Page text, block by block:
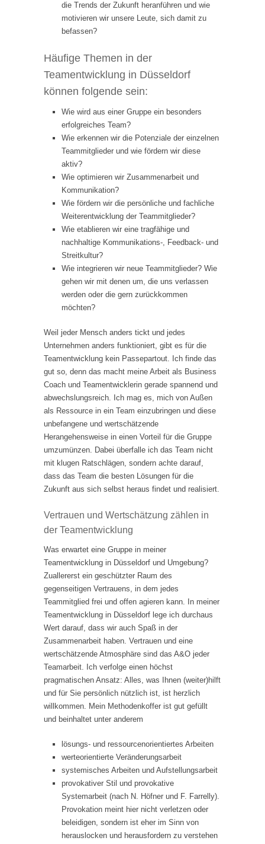
die Trends der Zukunft heranführen und wie
motivieren wir unsere Leute, sich damit zu
befassen?
Häufige Themen in der
Teamentwicklung in Düsseldorf
können folgende sein:
Wie wird aus einer Gruppe ein besonders
erfolgreiches Team?
Wie erkennen wir die Potenziale der einzelnen
Teammitglieder und wie fördern wir diese
aktiv?
Wie optimieren wir Zusammenarbeit und
Kommunikation?
Wie fördern wir die persönliche und fachliche
Weiterentwicklung der Teammitglieder?
Wie etablieren wir eine tragfähige und
nachhaltige Kommunikations-, Feedback- und
Streitkultur?
Wie integrieren wir neue Teammitglieder? Wie
gehen wir mit denen um, die uns verlassen
werden oder die gern zurückkommen
möchten?
Weil jeder Mensch anders tickt und jedes
Unternehmen anders funktioniert, gibt es für die
Teamentwicklung kein Passepartout. Ich finde das
gut so, denn das macht meine Arbeit als Business
Coach und Teamentwicklerin gerade spannend und
abwechslungsreich. Ich mag es, mich von Außen
als Ressource in ein Team einzubringen und diese
unbefangene und wertschätzende
Herangehensweise in einen Vorteil für die Gruppe
umzumünzen. Dabei überfalle ich das Team nicht
mit klugen Ratschlägen, sondern achte darauf,
dass das Team die besten Lösungen für die
Zukunft aus sich selbst heraus findet und realisiert.
Vertrauen und Wertschätzung zählen in
der Teamentwicklung
Was erwartet eine Gruppe in meiner
Teamentwicklung in Düsseldorf und Umgebung?
Zuallererst ein geschützter Raum des
gegenseitigen Vertrauens, in dem jedes
Teammitglied frei und offen agieren kann. In meiner
Teamentwicklung in Düsseldorf lege ich durchaus
Wert darauf, dass wir auch Spaß in der
Zusammenarbeit haben. Vertrauen und eine
wertschätzende Atmosphäre sind das A&O jeder
Teamarbeit. Ich verfolge einen höchst
pragmatischen Ansatz: Alles, was Ihnen (weiter)hilft
und für Sie persönlich nützlich ist, ist herzlich
willkommen. Mein Methodenkoffer ist gut gefüllt
und beinhaltet unter anderem
lösungs- und ressourcenorientiertes Arbeiten
werteorientierte Veränderungsarbeit
systemisches Arbeiten und Aufstellungsarbeit
provokativer Stil und provokative
Systemarbeit (nach N. Höfner und F. Farrelly).
Provokation meint hier nicht verletzen oder
beleidigen, sondern ist eher im Sinn von
herauslocken und herausfordern zu verstehen